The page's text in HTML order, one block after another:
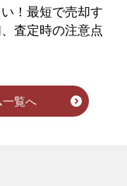
！最短で売却す
査定時の注意点
覧へ